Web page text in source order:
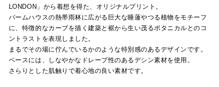
LONDON」から着想を得た、オリジナルプリント。
パームハウスの熱帯雨林に広がる巨大な睡蓮やつる植物をモチーフ
に、特徴的なカーブを描く建築と裾から生い茂るボタニカルとのコ
ントラストを表現しました。
まるでその場に佇んでいるかのような特別感のあるデザインです。
ベースには、しなやかなドレープ性のあるデシン素材を使用。
さらりとした肌触りで着心地の良い素材です。